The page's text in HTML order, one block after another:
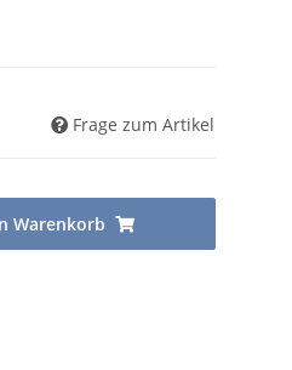
Frage zum Artikel
Warenkorb